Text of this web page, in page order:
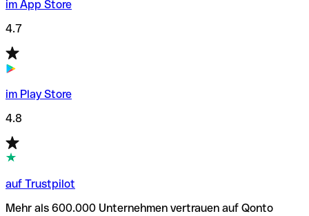
im App Store
4.7
im Play Store
4.8
auf Trustpilot
Mehr als 600.000 Unternehmen vertrauen auf Qonto